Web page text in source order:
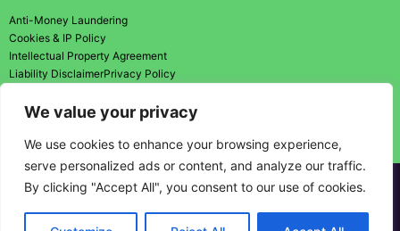
We value your privacy
We use cookies to enhance your browsing experience,
serve personalized ads or content, and analyze our traffic.
By clicking "Accept All", you consent to our use of cookies.
Anti-Money Laundering
Cookies & IP Policy
Intellectual Property Agreement
Liability DisclaimerPrivacy Policy
Risk WarningTerms and Conditions